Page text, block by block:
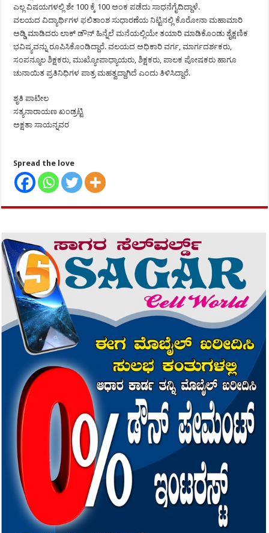
ಎಲ್ಲ ವಿಷಯಗಳಲ್ಲಿ ಶೇ 100 ಕ್ಕೆ 100 ಅಂಕ ಪಡೆದು ಸಾಧನೆಗೈದಿದ್ದಾಳೆ.
ವಲಯದ ವಿದ್ಯಾರ್ಥಿಗಳ ಫಲಿತಾಂಶ ಸುಧಾರಣೆಯ ನಿಟ್ಟಿನಲ್ಲಿ ಕೊರೋನಾ ಮಹಾಮಾರಿ
ಅಡ್ಡಿ ಮಾಡಿದರು ಲಾಕ್ ಡೌನ್ ಹಿನ್ನೆಲೆ ಮನೆಯಲ್ಲಿಯೇ ತಯಾರಿ ಮಾಡಿಕೊಂಡು ಶೈಕ್ಷಣಿಕ
ಭವಿಷ್ಯವನ್ನು ರೂಪಿಸಿಕೊಂಡಿದ್ದಾರೆ. ವಲಯದ ಅಧಿಕಾರಿ ವರ್ಗ, ಮಾರ್ಗದರ್ಶಕರು,
ಸಂಪನ್ಮೂಲ ಶಿಕ್ಷಕರು, ಮುಖ್ಯೋಪಾಧ್ಯಾಯರು, ಶಿಕ್ಷಕರು, ಪಾಲಕ ಪೋಷಕರು ಹಾಗೂ
ಚುನಾಯಿತ ಪ್ರತಿನಿಧಿಗಳ ಪಾತ್ರ ಮಹತ್ವದ್ದಾಗಿದೆ ಎಂದು ತಿಳಿಸಿದ್ದಾರೆ.
ಶೃತಿ ಪಾಟೀಲ
ಸತ್ಯನಾರಾಯಣ ಖಂಡ್ರಟ್ಟಿ
ಅಕ್ಷತಾ ಸಾಯನ್ನವರ
Spread the love